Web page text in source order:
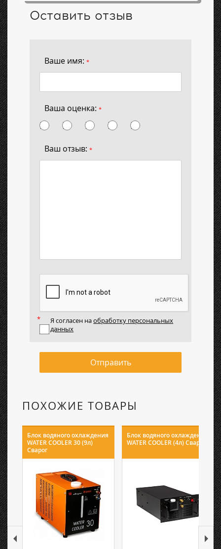
Оставить отзыв
Ваше имя: *
Ваша оценка: *
Ваш отзыв: *
Я согласен наобработку персональных
данных
Отправить
ПОХОЖИЕ ТОВАРЫ
Блок водяного охлаждения
WATER COOLER 30 (9л)
Сварог
Блок водяного охлаждения
WATER COOLER (4л) Сварог